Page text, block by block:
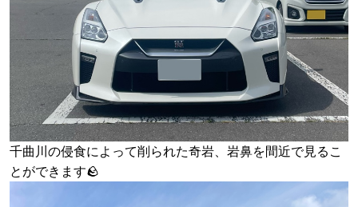
千曲川の侵食によって削られた奇岩、岩鼻を間近で見るこ
とができます🪨